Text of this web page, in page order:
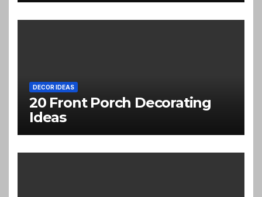
DECOR IDEAS
20 Front Porch Decorating
Ideas